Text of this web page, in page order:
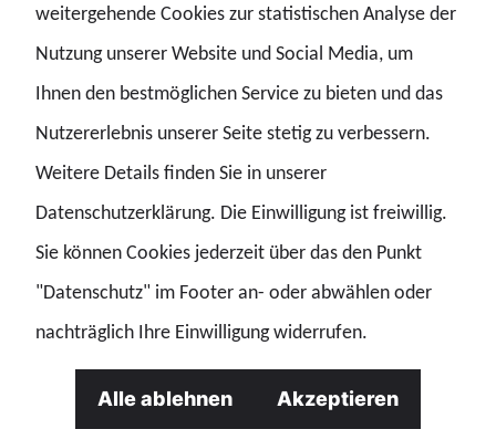
GdP/Kay Herschelmann
„Selbstbestimmung darf kein Luxus
alle voran.“
GdP-Bundesfrauenvorsitzende Erika Krause-Schöne
weitergehende Cookies zur statistischen Analyse der
Nutzung unserer Website und Social Media, um
Ihnen den bestmöglichen Service zu bieten und das
Nutzererlebnis unserer Seite stetig zu verbessern.
Weitere Details finden Sie in unserer
Datenschutzerklärung. Die Einwilligung ist freiwillig.
Sie können Cookies jederzeit über das den Punkt
"Datenschutz" im Footer an- oder abwählen oder
nachträglich Ihre Einwilligung widerrufen.
Alle ablehnen Akzeptieren